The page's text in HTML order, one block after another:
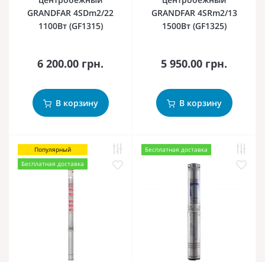
GRANDFAR 4SDm2/22
1100Вт (GF1315)
6 200.00 грн.
В корзину
GRANDFAR 4SRm2/13
1500Вт (GF1325)
5 950.00 грн.
В корзину
Популярный
Бесплатная доставка
Бесплатная доставка